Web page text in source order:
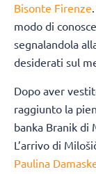
Bisonte Firenze
modo di
segnalandola
desiderati sul
Dopo aver
raggiunto la
banka Branik di
L’arrivo di
Paulina